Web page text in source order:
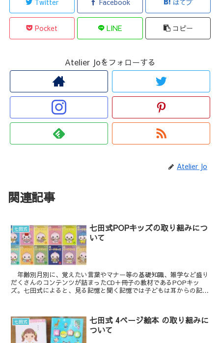
Pocket LINE コピー
Atelier Joをフォローする
Atelier Jo
関連記事
七田式
七田式POPキッズの取り組みにつ
いて
年齢別月別に、覚えたい言葉やマナー等の基礎知識、雑学など盛り
だくさんのコンテンツが詰まったCD＋冊子の教材であるPOPキッ
ズ。七田式によると、見る記憶と聞く記憶では子どもは耳からの記憶
七田式
七田式 4ページ絵本 の取り組みに
ついて